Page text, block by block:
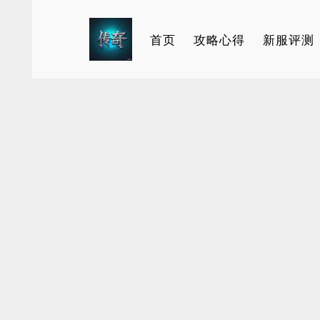
首页 攻略心得 新服评测